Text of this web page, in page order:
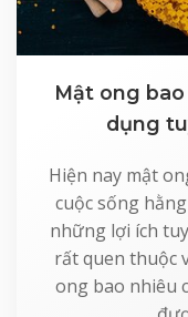
Mật ong
dụng
Hiện nay mật
cuộc sống
những lợi ích
rất quen thuộc
ong bao nhiêu